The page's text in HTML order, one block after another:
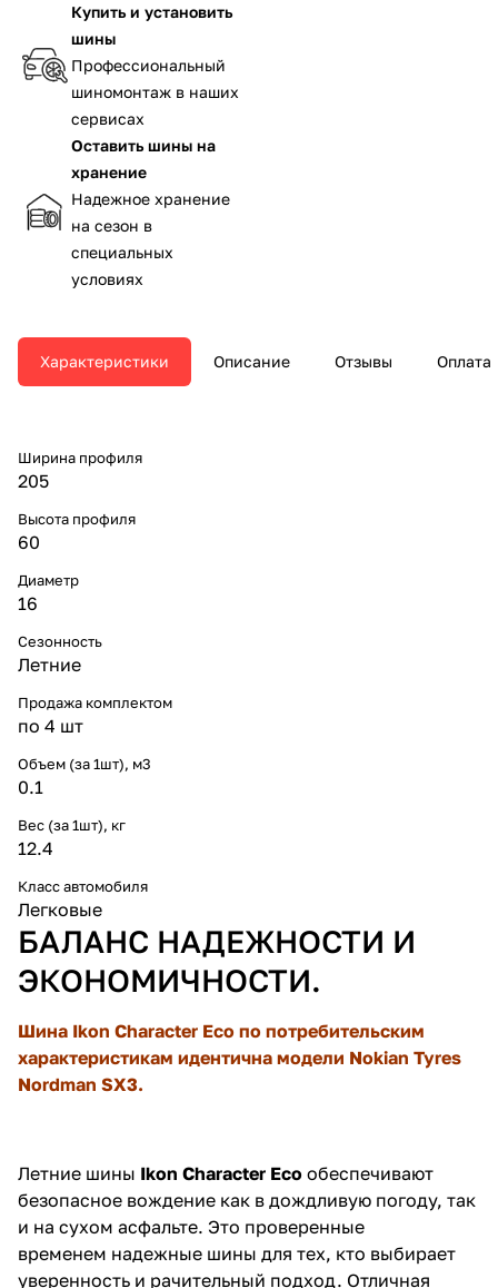
Купить и установить
шины
Профессиональный
шиномонтаж в наших
сервисах
Оставить шины на
хранение
Надежное хранение
на сезон в
специальных
условиях
Характеристики Описание Отзывы Оплата
Ширина профиля
205
Высота профиля
60
Диаметр
16
Сезонность
Летние
Продажа комплектом
по 4 шт
Объем (за 1шт), м3
0.1
Вес (за 1шт), кг
12.4
Класс автомобиля
Легковые
БАЛАНС НАДЕЖНОСТИ И
ЭКОНОМИЧНОСТИ.
Шина Ikon Character Eco по потребительским
характеристикам идентична модели Nokian Tyres
Nordman SX3.
Летние шины Ikon Character Eco обеспечивают
безопасное вождение как в дождливую погоду, так
и на сухом асфальте. Это проверенные
временем надежные шины для тех, кто выбирает
уверенность и рачительный подход. Отличная